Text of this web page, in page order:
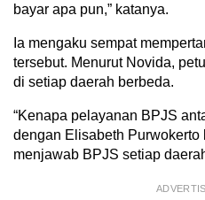
bayar apa pun,” katanya.
Ia mengaku sempat
tersebut. Menurut Novida,
di setiap daerah berbeda.
“Kenapa pelayanan BPJS
dengan Elisabeth
menjawab BPJS setiap